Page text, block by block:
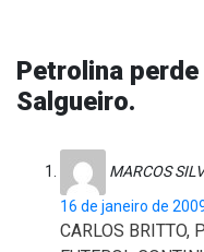
Petrolina
Salgueiro.
MARCOS
16 de janeiro de
CARLOS BRITTO,